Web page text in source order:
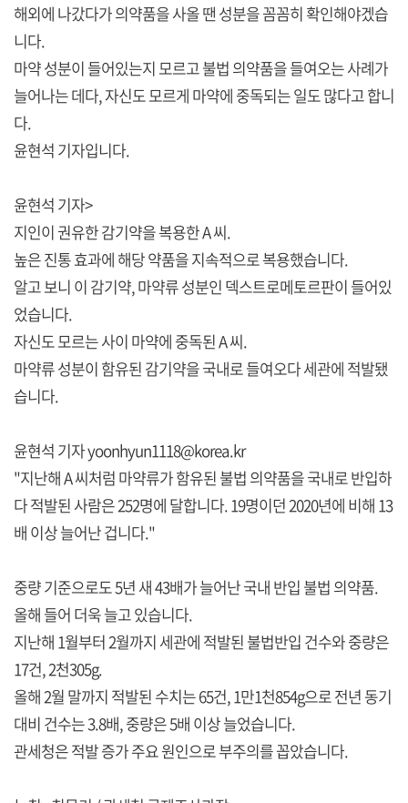
해외에 나갔다가 의약품을 사올 땐 성분을 꼼꼼히 확인해야겠습
니다.
마약 성분이 들어있는지 모르고 불법 의약품을 들여오는 사례가
늘어나는 데다, 자신도 모르게 마약에 중독되는 일도 많다고 합니
다.
윤현석 기자입니다.
윤현석 기자>
지인이 권유한 감기약을 복용한 A 씨.
높은 진통 효과에 해당 약품을 지속적으로 복용했습니다.
알고 보니 이 감기약, 마약류 성분인 덱스트로메토르판이 들어있
었습니다.
자신도 모르는 사이 마약에 중독된 A 씨.
마약류 성분이 함유된 감기약을 국내로 들여오다 세관에 적발됐
습니다.
윤현석 기자 yoonhyun1118@korea.kr
"지난해 A 씨처럼 마약류가 함유된 불법 의약품을 국내로 반입하
다 적발된 사람은 252명에 달합니다. 19명이던 2020년에 비해 13
배 이상 늘어난 겁니다."
중량 기준으로도 5년 새 43배가 늘어난 국내 반입 불법 의약품.
올해 들어 더욱 늘고 있습니다.
지난해 1월부터 2월까지 세관에 적발된 불법반입 건수와 중량은
17건, 2천305g.
올해 2월 말까지 적발된 수치는 65건, 1만1천854g으로 전년 동기
대비 건수는 3.8배, 중량은 5배 이상 늘었습니다.
관세청은 적발 증가 주요 원인으로 부주의를 꼽았습니다.